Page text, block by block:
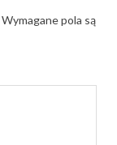
Wymagane pola są